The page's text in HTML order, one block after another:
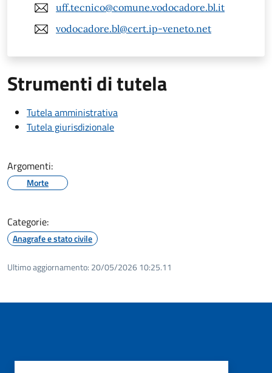
uff.tecnico@comune.vodocadore.bl.it
vodocadore.bl@cert.ip-veneto.net
Strumenti di tutela
Tutela amministrativa
Tutela giurisdizionale
Argomenti:
Morte
Categorie:
Anagrafe e stato civile
Ultimo aggiornamento: 20/05/2026 10:25.11